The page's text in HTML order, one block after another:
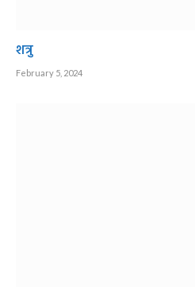
शत्रु
February 5, 2024